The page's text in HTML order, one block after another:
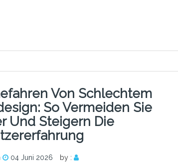
Von Schlechtem
So Vermeiden Sie
Und Steigern Die
04 Juni 2026
by :